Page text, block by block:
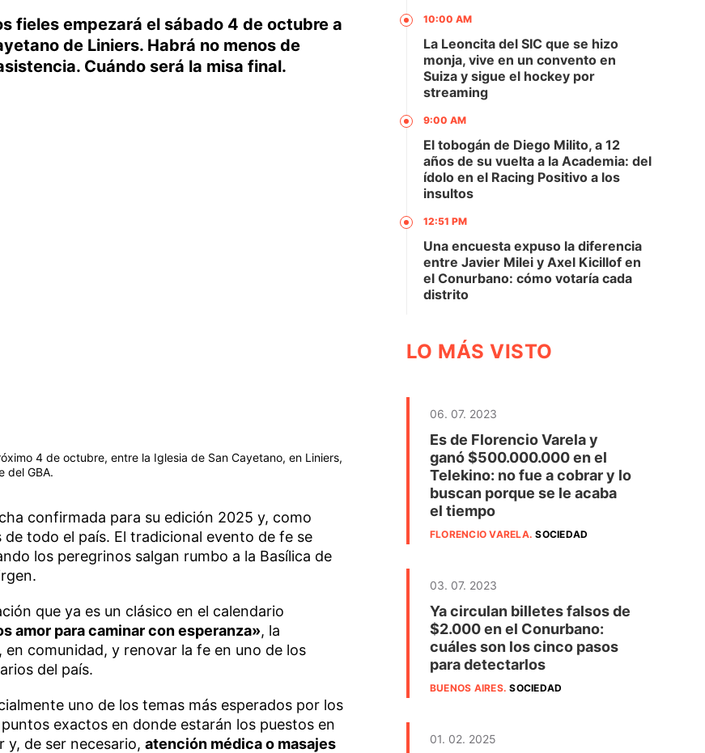
fieles empezará el sábado 4 de octubre a
de Liniers. Habrá no menos de
Cuándo será la misa final.
4 de octubre, entre la Iglesia de San Cayetano, en Liniers,
del GBA.
confirmada para su edición 2025 y, como
todo el país. El tradicional evento de fe se
los peregrinos salgan rumbo a la Basílica de
que ya es un clásico en el calendario
amor para caminar con esperanza», la
comunidad, y renovar la fe en uno de los
del país.
uno de los temas más esperados por los
exactos en donde estarán los puestos en
y, de ser necesario, atención médica o masajes
10:00 AM
La Leoncita del SIC que se hizo
monja, vive en un convento en
Suiza y sigue el hockey por
streaming
9:00 AM
El tobogán de Diego Milito, a 12
años de su vuelta a la Academia: del
ídolo en el Racing Positivo a los
insultos
12:51 PM
Una encuesta expuso la diferencia
entre Javier Milei y Axel Kicillof en
el Conurbano: cómo votaría cada
distrito
LO MÁS VISTO
06. 07. 2023
Es de Florencio Varela y
ganó $500.000.000 en el
Telekino: no fue a cobrar y lo
buscan porque se le acaba
el tiempo
FLORENCIO VARELA.SOCIEDAD
03. 07. 2023
Ya circulan billetes falsos de
$2.000 en el Conurbano:
cuáles son los cinco pasos
para detectarlos
BUENOS AIRES.SOCIEDAD
01. 02. 2025